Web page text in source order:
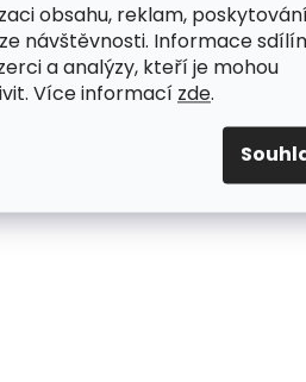
obsahu, reklam,
návštěvnosti. Informace
a analýzy, kteří je mohou
Více informací zde.